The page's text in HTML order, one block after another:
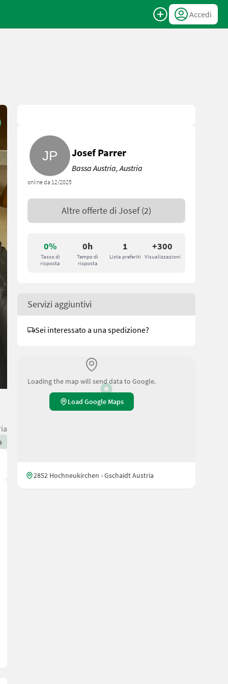
Accedi
0%
Tasso di
risposta
0h
Tempo di
risposta
1
Lista preferiti
+300
Visualizzazioni
online da 12/2025
Josef Parrer
Bassa Austria, Austria
Altre offerte di Josef (2)
Servizi aggiuntivi
Sei interessato a una spedizione?
Loading the map will send data to Google.
Load Google Maps
2852 Hochneukirchen - Gschaidt Austria